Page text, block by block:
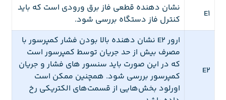
E1
نشان دهنده قطعی فاز برق ورودی است که باید
کنترل فاز دستگاه بررسی شود.
E2
ارور E2 نشان دهنده بالا بودن فشار کمپرسور با
مصرف بیش از حد جریان توسط کمپرسور است
که در این صورت باید سنسور های فشار و جریان
کمپرسور بررسی شود. همچنین ممکن است
اورلود بخش‌هایی از قسمت‌های الکتریکی رخ